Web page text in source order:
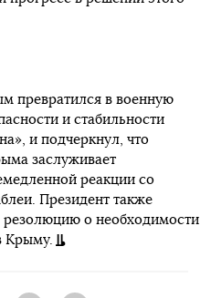
превратился в военную
и стабильности
и подчеркнул, что
заслуживает
реакции со
Президент также
резолюцию о необходимости
Крыму.